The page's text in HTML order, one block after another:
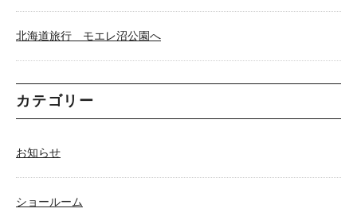
北海道旅行 モエレ沼公園へ
カテゴリー
お知らせ
ショールーム